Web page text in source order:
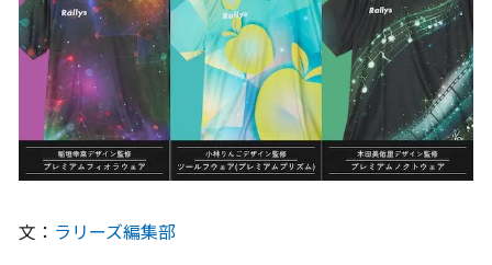
文： ラリーズ編集部